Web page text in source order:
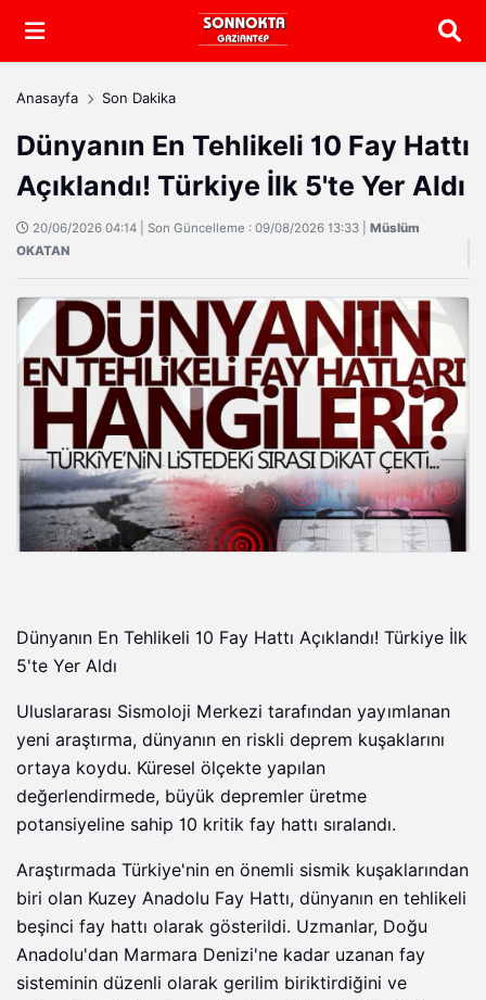
Arama
Anasayfa Son Dakika
Dünyanın En Tehlikeli 10 Fay Hattı
Açıklandı! Türkiye İlk 5'te Yer Aldı
20/06/2026 04:14 | Son Güncelleme : 09/08/2026 13:33 | Müslüm
OKATAN
Dünyanın En Tehlikeli 10 Fay Hattı Açıklandı! Türkiye İlk
5'te Yer Aldı
Uluslararası Sismoloji Merkezi tarafından yayımlanan
yeni araştırma, dünyanın en riskli deprem kuşaklarını
ortaya koydu. Küresel ölçekte yapılan
değerlendirmede, büyük depremler üretme
potansiyeline sahip 10 kritik fay hattı sıralandı.
Araştırmada Türkiye'nin en önemli sismik kuşaklarından
biri olan Kuzey Anadolu Fay Hattı, dünyanın en tehlikeli
beşinci fay hattı olarak gösterildi. Uzmanlar, Doğu
Anadolu'dan Marmara Denizi'ne kadar uzanan fay
sisteminin düzenli olarak gerilim biriktirdiğini ve